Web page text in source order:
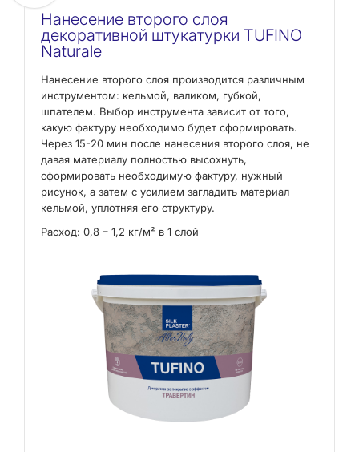
Нанесение второго слоя
декоративной штукатурки TUFINO
Naturale
Нанесение второго слоя производится различным
инструментом: кельмой, валиком, губкой,
шпателем. Выбор инструмента зависит от того,
какую фактуру необходимо будет сформировать.
Через 15-20 мин после нанесения второго слоя, не
давая материалу полностью высохнуть,
сформировать необходимую фактуру, нужный
рисунок, а затем с усилием загладить материал
кельмой, уплотняя его структуру.
Расход: 0,8 – 1,2 кг/м² в 1 слой